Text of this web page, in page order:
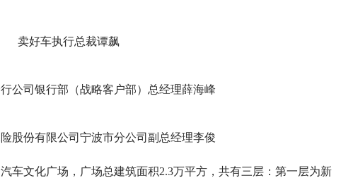
卖好车执行总裁谭飙
公司银行部（战略客户部）总经理薛海峰
股份有限公司宁波市分公司副总经理李俊
文化广场，广场总建筑面积2.3万平方，共有三层：第一层为新